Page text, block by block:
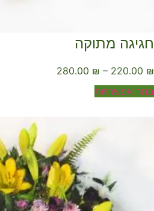
מתוקה
220.00
–
₪
280.00
אפשרויות